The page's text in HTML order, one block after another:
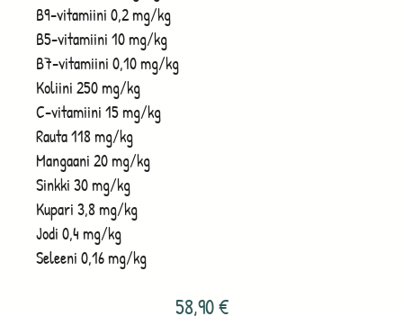
B9-vitamiini 0,2 mg/kg
B5-vitamiini 10 mg/kg
B7-vitamiini 0,10 mg/kg
Koliini 250 mg/kg
C-vitamiini 15 mg/kg
Rauta 118 mg/kg
Mangaani 20 mg/kg
Sinkki 30 mg/kg
Kupari 3,8 mg/kg
Jodi 0,4 mg/kg
Seleeni 0,16 mg/kg
58,90€